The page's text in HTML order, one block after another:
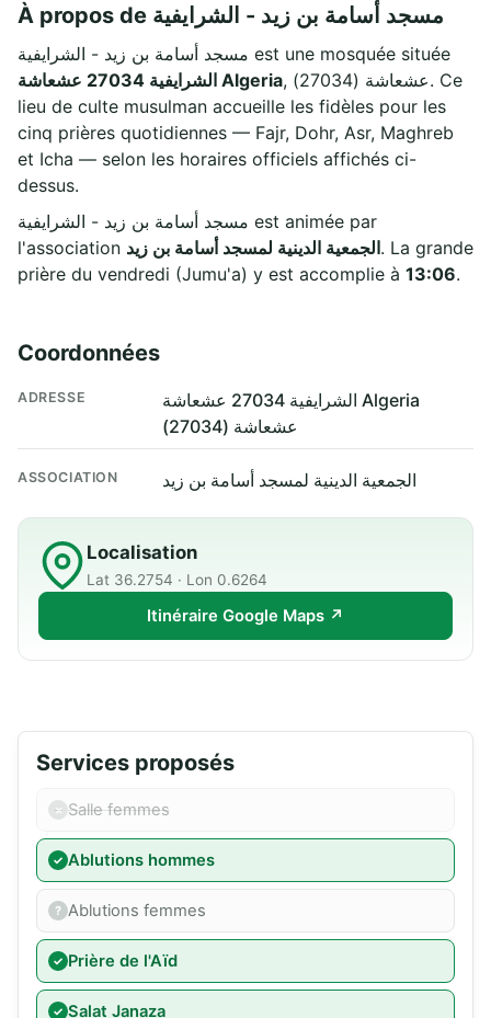
À propos de مسجد أسامة بن زيد - الشرايفية
مسجد أسامة بن زيد - الشرايفية est une mosquée située
الشرايفية 27034 عشعاشة Algeria, عشعاشة (27034). Ce
lieu de culte musulman accueille les fidèles pour les
cinq prières quotidiennes — Fajr, Dohr, Asr, Maghreb
et Icha — selon les horaires officiels affichés ci-
dessus.
مسجد أسامة بن زيد - الشرايفية est animée par
l'association الجمعية الدينية لمسجد أسامة بن زيد. La grande
prière du vendredi (Jumu'a) y est accomplie à 13:06.
Coordonnées
ADRESSE
الشرايفية 27034 عشعاشة Algeria
عشعاشة (27034)
ASSOCIATION الجمعية الدينية لمسجد أسامة بن زيد
Localisation
Lat 36.2754 · Lon 0.6264
Itinéraire Google Maps ↗
Services proposés
Salle femmes
Ablutions hommes
Ablutions femmes
Prière de l'Aïd
Salat Janaza